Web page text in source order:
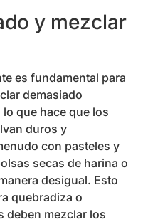
y mezclar
es fundamental para
demasiado
que hace que los
duros y
con pasteles y
secas de harina o
desigual. Esto
quebradiza o
deben mezclar los